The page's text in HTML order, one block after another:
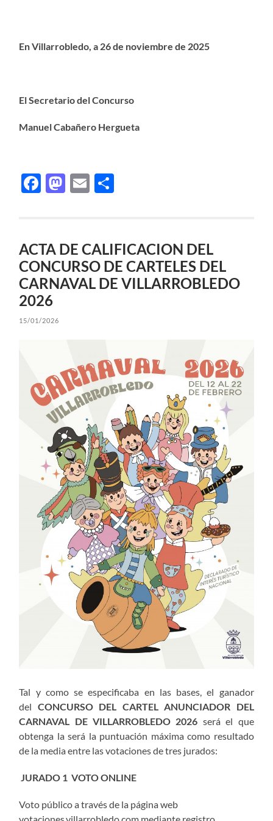
En Villarrobledo, a 26 de noviembre de 2025
El Secretario del Concurso
Manuel Cabañero Hergueta
Facebook
Mastodon
Email
ACTA DE CALIFICACION DEL
CONCURSO DE CARTELES DEL
CARNAVAL DE VILLARROBLEDO
2026
15/01/2026
Tal y como se especificaba en las bases, el ganador
del CONCURSO DEL CARTEL ANUNCIADOR DEL
CARNAVAL DE VILLARROBLEDO 2026 será el que
obtenga la será la puntuación máxima como resultado
de la media entre las votaciones de tres jurados:
JURADO 1 VOTO ONLINE
Voto público a través de la página web